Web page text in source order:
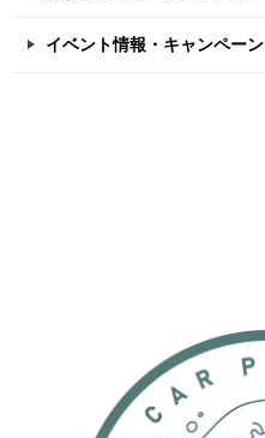
イベント情報・キャンペーン